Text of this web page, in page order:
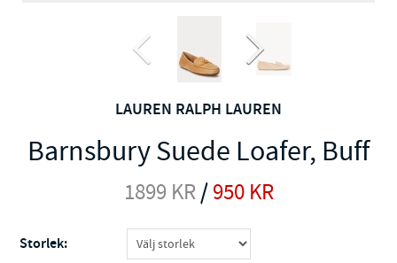
LAUREN RALPH LAUREN
Barnsbury Suede Loafer, Buff
1899 KR/950KR
Storlek: